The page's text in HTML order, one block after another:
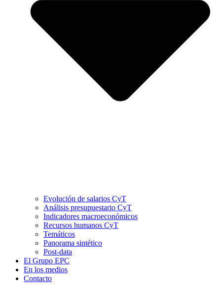
Evolución de salarios CyT
Análisis presupuestario CyT
Indicadores macroeconómicos
Recursos humanos CyT
Temáticos
Panorama sintético
Post-data
El Grupo EPC
En los medios
Contacto